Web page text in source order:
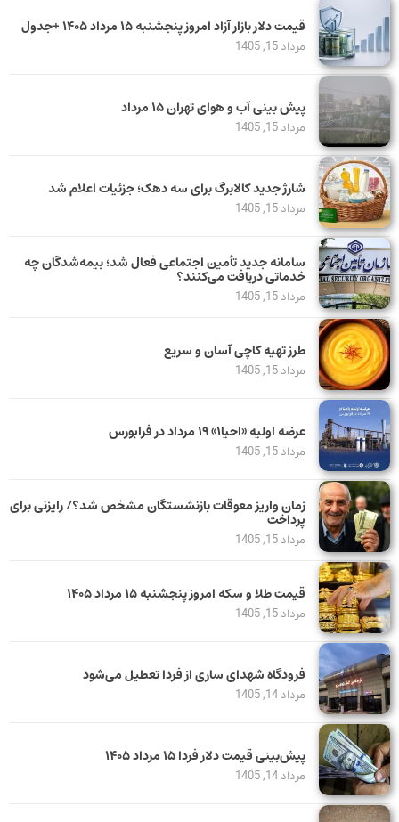
قیمت دلار بازار آزاد امروز پنجشنبه ۱۵ مرداد ۱۴۰۵ +جدول
مرداد 15, 1405
پیش بینی آب و هوای تهران ۱۵ مرداد
مرداد 15, 1405
شارژ جدید کالابرگ برای سه دهک؛ جزئیات اعلام شد
مرداد 15, 1405
سامانه جدید تأمین اجتماعی فعال شد؛ بیمه‌شدگان چه
خدماتی دریافت می‌کنند؟
مرداد 15, 1405
طرز تهیه کاچی آسان و سریع
مرداد 15, 1405
عرضه اولیه «احیا۱» ۱۹ مرداد در فرابورس
مرداد 15, 1405
زمان واریز معوقات بازنشستگان مشخص شد؟/ رایزنی برای
پرداخت
مرداد 15, 1405
قیمت طلا و سکه امروز پنجشنبه ۱۵ مرداد ۱۴۰۵
مرداد 15, 1405
فرودگاه شهدای ساری از فردا تعطیل می‌شود
مرداد 14, 1405
پیش‌بینی قیمت دلار فردا ۱۵ مرداد ۱۴۰۵
مرداد 14, 1405